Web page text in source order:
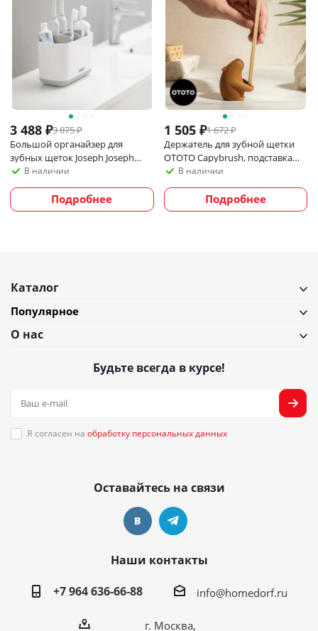
3 488 ₽3 875₽
Большой органайзер для
зубных щеток Joseph Joseph
EasyStore, бело-серый
В наличии
Подробнее
1 505₽1 672₽
Держатель для зубной щетки
OTOTO Capybrush, подставка
для зубной щетки в ванную
В наличии
Подробнее
Каталог
Популярное
О нас
Будьте всегда в курсе!
Я согласен на обработку персональных данных
Оставайтесь на связи
Наши контакты
+7 964 636-66-88
info@homedorf.ru
г. Москва,